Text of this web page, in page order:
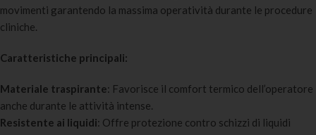
movimenti garantendo la massima operatività durante le procedure
cliniche.
Caratteristiche principali:
Materiale traspirante: Favorisce il comfort termico dell’operatore
anche durante le attività intense.
Resistente ai liquidi: Offre protezione contro schizzi di liquidi